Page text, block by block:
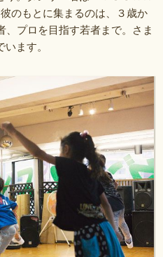
のもとに集まるのは、３歳か
、プロを目指す若者まで。さま
ます。